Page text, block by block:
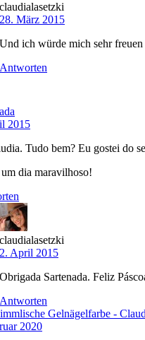
claudialasetzki
28. März 2015
Und ich würde mich sehr
Antworten
2015
Tudo bem? Eu gostei do
dia maravilhoso!
claudialasetzki
2. April 2015
Obrigada Sartenada. Feliz
Antworten
Gelnägelfarbe -
2020